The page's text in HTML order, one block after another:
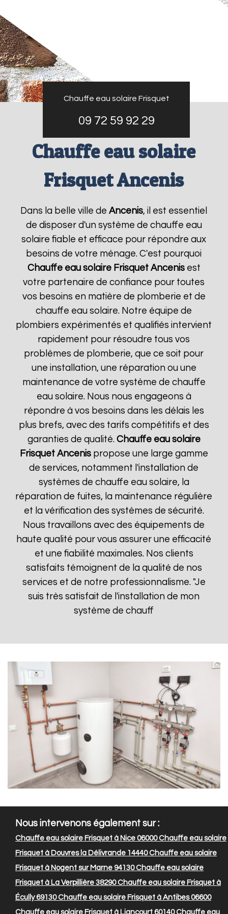
Chauffe eau solaire Frisquet
09 72 59 92 29
Chauffe eau solaire
Frisquet Ancenis
Dans la belle ville deAncenis, il est essentiel
de disposer d'un système de chauffe eau
solaire fiable et efficace pour répondre aux
besoins de votre ménage. C'est pourquoi
Chauffe eau solaire Frisquet Ancenisest
votre partenaire de confiance pour toutes
vos besoins en matière de plomberie et de
chauffe eau solaire. Notre équipe de
plombiers expérimentés et qualifiés intervient
rapidement pour résoudre tous vos
problèmes de plomberie, que ce soit pour
une installation, une réparation ou une
maintenance de votre système de chauffe
eau solaire. Nous nous engageons à
répondre à vos besoins dans les délais les
plus brefs, avec des tarifs compétitifs et des
garanties de qualité. Chauffe eau solaire
Frisquet Ancenispropose une large gamme
de services, notamment l'installation de
systèmes de chauffe eau solaire, la
réparation de fuites, la maintenance régulière
et la vérification des systèmes de sécurité.
Nous travaillons avec des équipements de
haute qualité pour vous assurer une efficacité
et une fiabilité maximales. Nos clients
satisfaits témoignent de la qualité de nos
services et de notre professionnalisme. "Je
suis très satisfait de l'installation de mon
système de chauff
Nous intervenons également sur :
Chauffe eau solaire Frisquet à Nice 06000Chauffe eau solaire
Frisquet à Douvres la Délivrande 14440Chauffe eau solaire
Frisquet à Nogent sur Marne 94130Chauffe eau solaire
Frisquet à La Verpillière 38290Chauffe eau solaire Frisquet à
Écully 69130Chauffe eau solaire Frisquet à Antibes 06600
Chauffe eau solaire Frisquet à Liancourt 60140Chauffe eau